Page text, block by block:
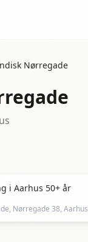
Nørregade
i Aarhus 50+ år
Nørregade 38, Aarhus